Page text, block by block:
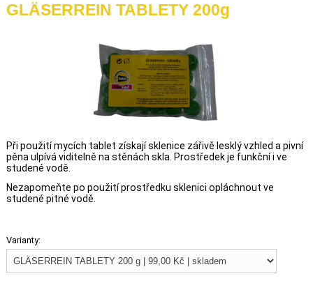
GLÄSERREIN TABLETY 200g
Při použití mycích tablet získají sklenice zářivě lesklý vzhled a pivní
pěna ulpívá viditelně na stěnách skla. Prostředek je funkční i ve
studené vodě.
Nezapomeňte po použití prostředku sklenici opláchnout ve
studené pitné vodě.
Varianty: